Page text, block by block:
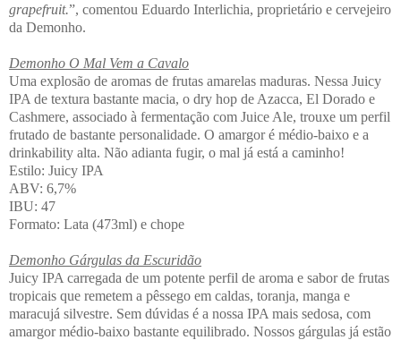
grapefruit.”, comentou Eduardo Interlichia, proprietário e cervejeiro
da Demonho.
Demonho O Mal Vem a Cavalo
Uma explosão de aromas de frutas amarelas maduras. Nessa Juicy
IPA de textura bastante macia, o dry hop de Azacca, El Dorado e
Cashmere, associado à fermentação com Juice Ale, trouxe um perfil
frutado de bastante personalidade. O amargor é médio-baixo e a
drinkability alta. Não adianta fugir, o mal já está a caminho!
Estilo: Juicy IPA
ABV: 6,7%
IBU: 47
Formato: Lata (473ml) e chope
Demonho Gárgulas da Escuridão
Juicy IPA carregada de um potente perfil de aroma e sabor de frutas
tropicais que remetem a pêssego em caldas, toranja, manga e
maracujá silvestre. Sem dúvidas é a nossa IPA mais sedosa, com
amargor médio-baixo bastante equilibrado. Nossos gárgulas já estão